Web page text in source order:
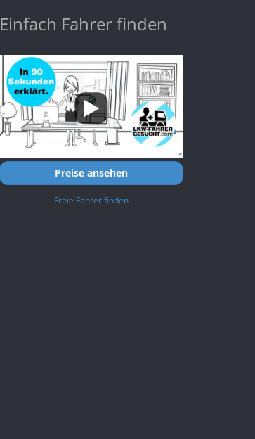
Einfach Fahrer finden
Preise ansehen
Freie Fahrer finden